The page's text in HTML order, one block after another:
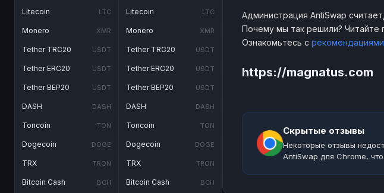
Litecoin LTC
Monero XMR
Tether TRC20 USDT
Tether ERC20 USDT
Tether BEP20 USDT
DASH DASH
Toncoin TON
Dogecoin DOGE
TRX TRON
Bitcoin Cash BCH
Litecoin LTC
Monero XMR
Tether TRC20 USDT
Tether ERC20 USDT
Tether BEP20 USDT
DASH DASH
Toncoin TON
Dogecoin DOGE
TRX TRON
Bitcoin Cash BCH
Администрация AntiSwap
Почему мы так решили? Читайте
Ознакомьтесь с рекомендациями
https://magnatus.com
Скрытые отзывы
Некоторые отзывы
AntiSwap для Chrome,